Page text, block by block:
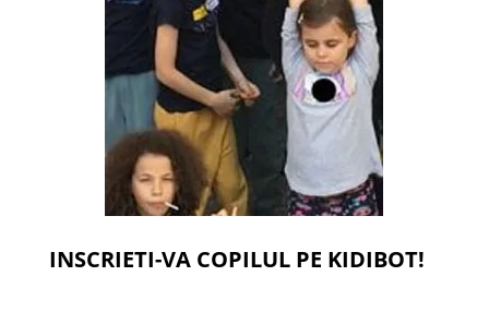
INSCRIETI-VA COPILUL PE KIDIBOT!